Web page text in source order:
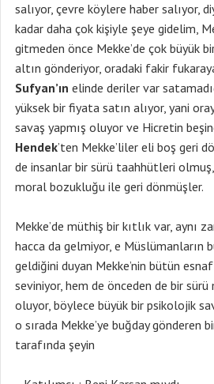
salıyor, çevre köylere haber salıyor,
kadar daha çok kişiyle şeye gidelim,
gitmeden önce Mekke’de çok büyük
altın gönderiyor, oradaki fakir
Sufyan’ın elinde deriler var
yüksek bir fiyata satın alıyor, yani
savaş yapmış oluyor ve Hicretin
Hendek’ten Mekke’liler eli boş geri
de insanlar bir sürü taahhütleri
moral bozukluğu ile geri dönmüşler.
Mekke’de müthiş bir kıtlık var, aynı
hacca da gelmiyor, e Müslümanların
geldiğini duyan Mekke’nin bütün
seviniyor, hem de önceden de bir
oluyor, böylece büyük bir psikolojik
o sırada Mekke’ye buğday gönderen
tarafında şeyin